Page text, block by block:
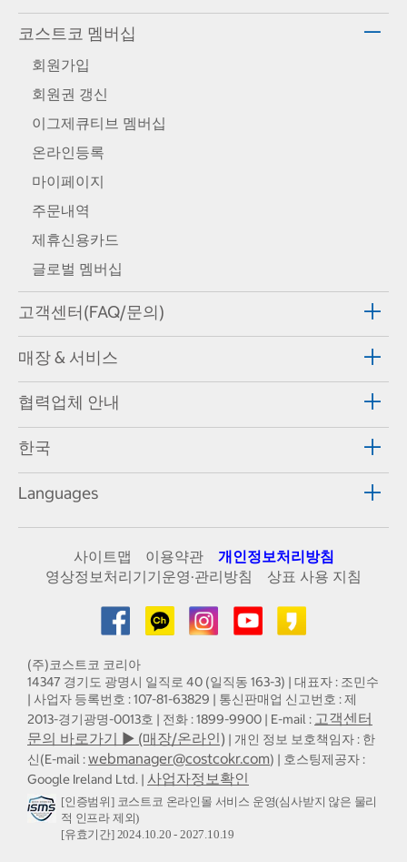
코스트코 멤버십
회원가입
회원권 갱신
이그제큐티브 멤버십
온라인등록
마이페이지
주문내역
제휴신용카드
글로벌 멤버십
고객센터(FAQ/문의)
매장 & 서비스
협력업체 안내
한국
Languages
사이트맵 이용약관
개인정보처리방침
영상정보처리기기운영·관리방침
상표 사용 지침
(주)코스트코 코리아
14347 경기도 광명시 일직로 40 (일직동 163-3) | 대표자 : 조민수
| 사업자 등록번호 : 107-81-63829 | 통신판매업 신고번호 : 제
2013-경기광명-0013호 | 전화 : 1899-9900 | E-mail : 고객센터
문의 바로가기 ▶ (매장/온라인) | 개인 정보 보호책임자 : 한
신(E-mail :webmanager@costcokr.com) | 호스팅제공자 :
Google Ireland Ltd. | 사업자정보확인
[인증범위] 코스트코 온라인몰 서비스 운영(심사받지 않은 물리
적 인프라 제외)
[유효기간] 2024.10.20 - 2027.10.19